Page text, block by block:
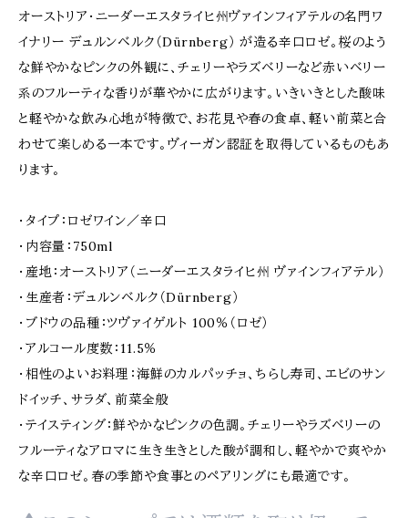
オーストリア・ニーダーエスタライヒ州ヴァインフィアテルの名門ワ
イナリー デュルンベルク（Dürnberg） が造る辛口ロゼ。桜のよう
な鮮やかなピンクの外観に、チェリーやラズベリーなど赤いベリー
系のフルーティな香りが華やかに広がります。いきいきとした酸味
と軽やかな飲み心地が特徴で、お花見や春の食卓、軽い前菜と合
わせて楽しめる一本です。ヴィーガン認証を取得しているものもあ
ります。
・タイプ：ロゼワイン／辛口
・内容量：750ml
・産地：オーストリア（ニーダーエスタライヒ州 ヴァインフィアテル）
・生産者：デュルンベルク（Dürnberg）
・ブドウの品種：ツヴァイゲルト 100％（ロゼ）
・アルコール度数：11.5％
・相性のよいお料理：海鮮のカルパッチョ、ちらし寿司、エビのサン
ドイッチ、サラダ、前菜全般
・テイスティング：鮮やかなピンクの色調。チェリーやラズベリーの
フルーティなアロマに生き生きとした酸が調和し、軽やかで爽やか
な辛口ロゼ。春の季節や食事とのペアリングにも最適です。